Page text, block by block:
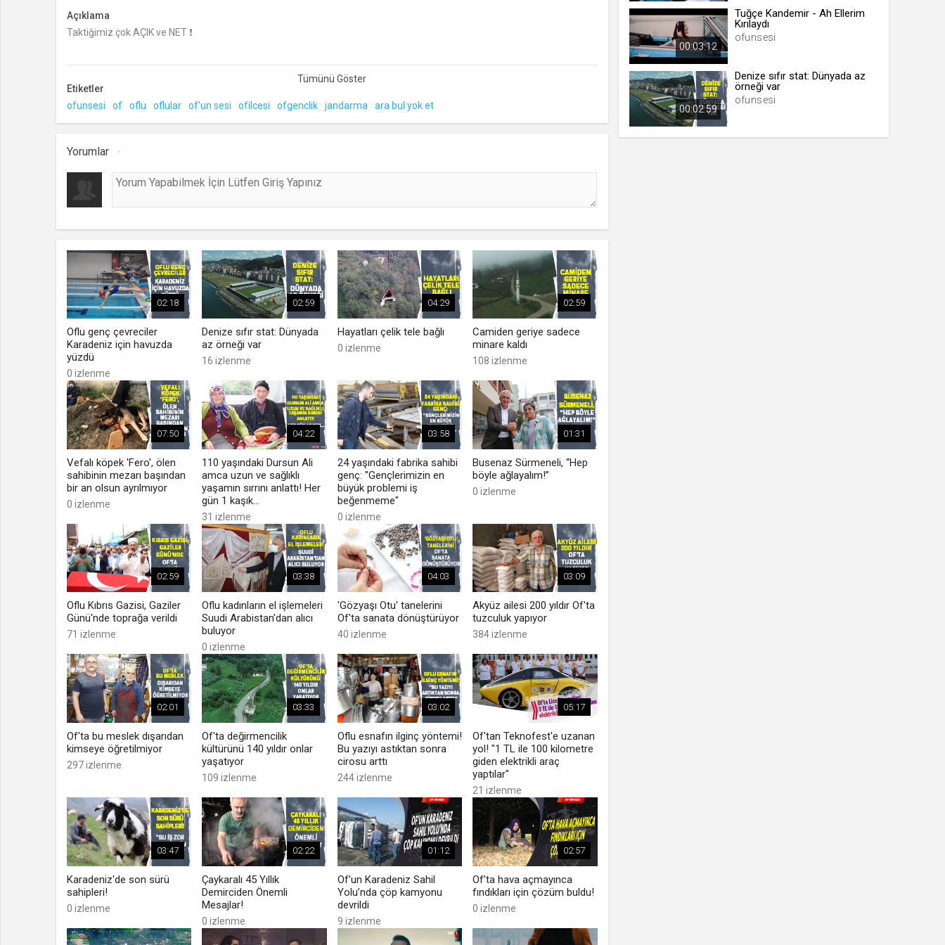
Açıklama
Taktiğimiz çok AÇIK ve NET ❗
Etiketler
ofunsesi
of oflu oflular of'un sesi ofilcesi ofgenclik jandarma ara bul yok et
Yorumlar
02:18
Oflu genç çevreciler
Karadeniz için havuzda
yüzdü
0 izlenme
02:59
Denize sıfır stat: Dünyada
az örneği var
16 izlenme
04:29
Hayatları çelik tele bağlı
0 izlenme
02:59
Camiden geriye sadece
minare kaldı
108 izlenme
07:50
Vefalı köpek 'Fero', ölen
sahibinin mezarı başından
bir an olsun ayrılmıyor
0 izlenme
04:22
110 yaşındaki Dursun Ali
amca uzun ve sağlıklı
yaşamın sırrını anlattı! Her
gün 1 kaşık...
31 izlenme
03:58
24 yaşındaki fabrika sahibi
genç: "Gençlerimizin en
büyük problemi iş
beğenmeme"
0 izlenme
01:31
Busenaz Sürmeneli, “Hep
böyle ağlayalım!”
0 izlenme
02:59
Oflu Kıbrıs Gazisi, Gaziler
Günü'nde toprağa verildi
71 izlenme
03:38
Oflu kadınların el işlemeleri
Suudi Arabistan'dan alıcı
buluyor
0 izlenme
04:03
'Gözyaşı Otu' tanelerini
Of'ta sanata dönüştürüyor
40 izlenme
03:09
Akyüz ailesi 200 yıldır Of'ta
tuzculuk yapıyor
384 izlenme
02:01
Of'ta bu meslek dışarıdan
kimseye öğretilmiyor
297 izlenme
03:33
Of'ta değirmencilik
kültürünü 140 yıldır onlar
yaşatıyor
109 izlenme
03:02
Oflu esnafın ilginç yöntemi!
Bu yazıyı astıktan sonra
cirosu arttı
244 izlenme
05:17
Of'tan Teknofest'e uzanan
yol! "1 TL ile 100 kilometre
giden elektrikli araç
yaptılar"
21 izlenme
03:47
Karadeniz'de son sürü
sahipleri!
0 izlenme
02:22
Çaykaralı 45 Yıllık
Demirciden Önemli
Mesajlar!
0 izlenme
01:12
Of’un Karadeniz Sahil
Yolu’nda çöp kamyonu
devrildi
9 izlenme
02:57
Of’ta hava açmayınca
fındıkları için çözüm buldu!
0 izlenme
00:03:12
Tuğçe Kandemir - Ah Ellerim
Kırılaydı
ofunsesi
00:02:59
Denize sıfır stat: Dünyada az
örneği var
ofunsesi